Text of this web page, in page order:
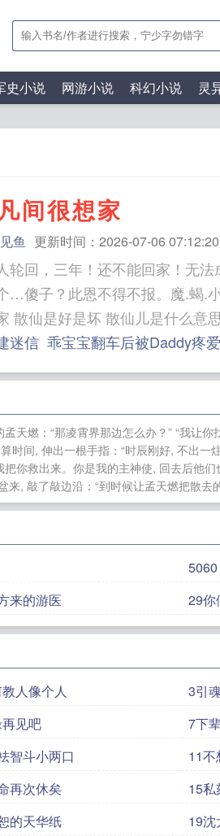
史小说 网游小说 科幻小说 灵
间很想家
鱼 更新时间：2026-07-06 07:12:20
轮回，三年！还不能回家！无
子？此恩不得不报。魔.蝎.小.说
散仙是好是坏 散仙儿是什么意
迷信 乖宝宝翻车后被Daddy疼
我将双打队友护至身前，自己
李师傅拳打好莱坞[六零] 帝悔
天燃：“那凌霄界那边怎么办？” “我让
时间, 伸出一根手指：“时辰刚好, 不出
你救出来。你是我的主神使, 回去后他
来, 敲了敲边沿：“到时候让孟天燃把散
5060
来的游医 29你
人像个人 3引
见吧 7下
智斗小两口 11不
再次休矣 15私
的天华纸 19